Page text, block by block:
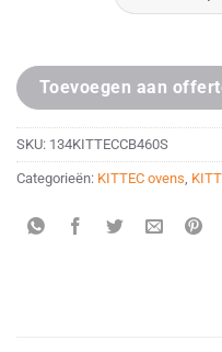
Toevoegen aan
SKU: 134KITTECCB460S
Categorieën: KITTEC ovens